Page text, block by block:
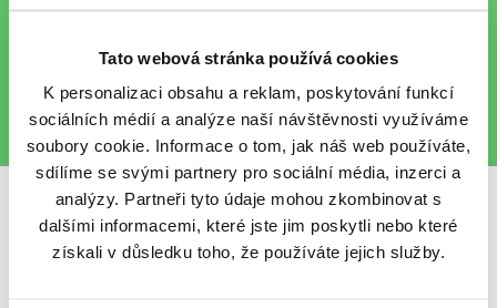
Tato webová stránka používá cookies
K personalizaci obsahu a reklam, poskytování funkcí
sociálních médií a analýze naší návštěvnosti využíváme
soubory cookie. Informace o tom, jak náš web používáte,
sdílíme se svými partnery pro sociální média, inzerci a
analýzy. Partneři tyto údaje mohou zkombinovat s
dalšími informacemi, které jste jim poskytli nebo které
získali v důsledku toho, že používáte jejich služby.
finančního světa e-mailem.
Sdílet s přáteli